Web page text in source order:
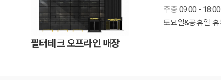
필터테크 오프라인 매장
주중 09:00 - 18:00
토요일&공휴일 휴